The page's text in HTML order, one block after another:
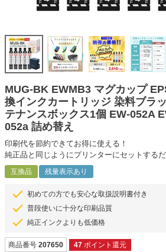
お店の紹介
ご利用ガイド
よくある質問
会員専用商品
説明書ダウンロード
MUG-BK EWMB3 マグカップ
換インクカートリッジ 染料ブラ
テナンスボックス1個 EW-052A
052a 詰め替え
印刷代を節約できてお得に使える！
純正品と同じようにプリンターにセットするだ
互換品 残量表示あり
初めての方でも安心な取扱説明書付き
普段使いに十分な印刷品質
純正インクよりも低価格
商品番号 207650 47 ポイント還元